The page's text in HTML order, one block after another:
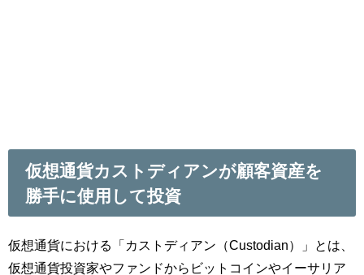
仮想通貨カストディアンが顧客資産を
勝手に使用して投資
仮想通貨における「カストディアン（Custodian）」とは、
仮想通貨投資家やファンドからビットコインやイーサリア